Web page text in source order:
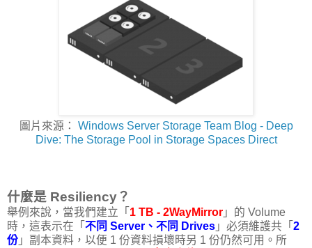
圖片來源： Windows Server Storage Team Blog - Deep
Dive: The Storage Pool in Storage Spaces Direct
什麼是 Resiliency？
舉例來說，當我們建立「 1 TB - 2WayMirror 」的 Volume
時，這表示在「 不同 Server、不同 Drives 」必須維護共「 2
份 」副本資料，以便 1 份資料損壞時另 1 份仍然可用。所